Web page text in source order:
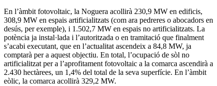
En l’àmbit fotovoltaic, la Noguera acollirà 230,9 MW en edificis,
308,9 MW en espais artificialitzats (com ara pedreres o abocadors en
desús, per exemple), i 1.502,7 MW en espais no artificialitzats. La
potència ja instal·lada i l’autoritzada o en tramitació que finalment
s’acabi executant, que en l’actualitat ascendeix a 84,8 MW, ja
comptarà per a aquest objectiu. En total, l’ocupació de sòl no
artificialitzat per a l’aprofitament fotovoltaic a la comarca ascendirà a
2.430 hectàrees, un 1,4% del total de la seva superfície. En l’àmbit
eòlic, la comarca acollirà 329,2 MW.